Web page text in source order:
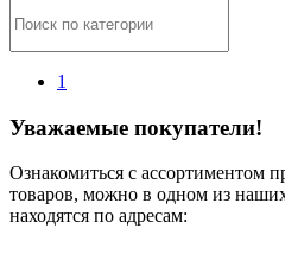
1
Уважаемые покупатели!
Ознакомиться с ассортиментом
товаров, можно в одном из
находятся по адресам: